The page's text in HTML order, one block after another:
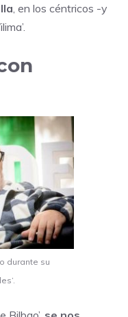
, en los céntricos -y
durante su